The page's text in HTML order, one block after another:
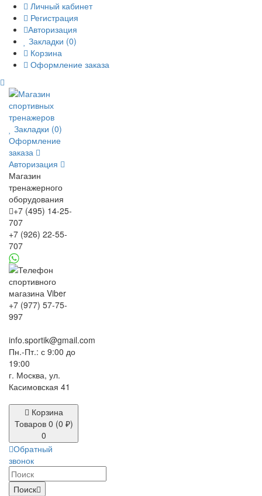
Личный кабинет
Регистрация
Авторизация
Закладки (0)
Корзина
Оформление заказа
Закладки (0)
Оформление
заказа
Авторизация
Магазин
тренажерного
оборудования
+7 (495) 14-25-
707
+7 (926) 22-55-
707
+7 (977) 57-75-
997
info.sportik@gmail.com
Пн.-Пт.: с 9:00 до
19:00
г. Москва, ул.
Касимовская 41
Корзина
Товаров 0 (0 ₽)
0
Обратный
звонок
Поиск